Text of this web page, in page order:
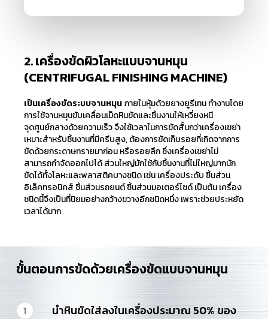
2. เครื่องขัดผิวโลหะแบบจานหมุน
(CENTRIFUGAL FINISHING MACHINE)
เป็นเครื่องขัดระบบจานหมุนภายในหุ้มด้วยยางยูรีเทน ทำงานโดย
การใช้จานหมุนขับเคลื่อนเม็ดหินขัดและชิ้นงานให้เหวี่ยงหนี
จุดศูนย์กลางด้วยความเร็ว จึงใช้เวลาในการขัดสั้นกว่าเครื่องเขย่า
เหมาะสำหรับชิ้นงานที่มีครีบสูง, ต้องการขัดเก็บรอยที่เกิดจากการ
ขัดด้วยกระดาษทรายมาก่อน หรือรอยลึก ซึ่งเครื่องเขย่าไม่
สามารถกำจัดออกไปได้ ส่วนใหญ่มักใช้กับชิ้นงานที่ไม่ใหญ่มากนัก
ขัดได้ทั้งโลหะและพลาสติคบางชนิด เช่น เครื่องประดับ ชิ้นส่วน
อิเล็คทรอนิคส์ ชิ้นส่วนรถยนต์ ชิ้นส่วนมอเตอร์ไซด์ เป็นต้น เครื่อง
ชนิดนี้จึงเป็นที่นิยมอย่างกว้างขวางอีกชนิดหนึ่ง เพราะช่วยประหยัด
เวลาได้มาก
ขั้นตอนการขัดด้วยเครื่องขัดแบบจานหมุน
1
นำหินขัดใส่ลงในเครื่องประมาณ 50% ของ